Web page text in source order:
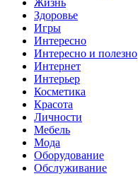
Здоровье
Игры
Интересно
Интересно и полезно
Интернет
Интерьер
Косметика
Красота
Личности
Мебель
Мода
Оборудование
Обслуживание